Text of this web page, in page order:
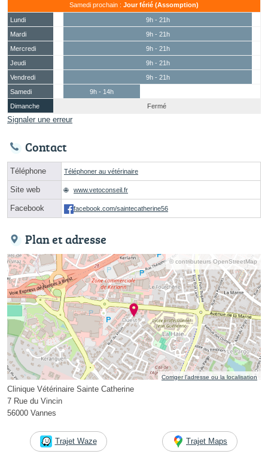
Samedi prochain : Jour férié (Assomption)
Lundi
9h - 21h
Mardi
9h - 21h
Mercredi
9h - 21h
Jeudi
9h - 21h
Vendredi
9h - 21h
Samedi
9h - 14h
Dimanche
Fermé
Signaler une erreur
Contact
Téléphone Téléphoner au vétérinaire
Site web www.vetoconseil.fr
Facebook facebook.com/saintecatherine56
Plan et adresse
© contributeurs OpenStreetMap
Corriger l’adresse ou la localisation
Clinique Vétérinaire Sainte Catherine
7 Rue du Vincin
56000 Vannes
Trajet Waze Trajet Maps